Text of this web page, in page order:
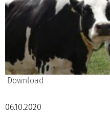
Download
06.10.2020